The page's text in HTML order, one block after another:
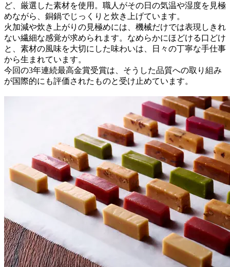
ど、厳選した素材を使用。職人がその日の気温や湿度を見極
めながら、銅鍋でじっくりと炊き上げています。
火加減や炊き上がりの見極めには、機械だけでは表現しきれ
ない繊細な感覚が求められます。なめらかにほどける口どけ
と、素材の風味を大切にした味わいは、日々の丁寧な手仕事
から生まれています。
今回の3年連続最高金賞受賞は、そうした品質への取り組み
が国際的にも評価されたものと受け止めています。